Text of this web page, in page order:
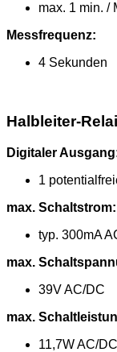
max. 1 min. /
Messfrequenz:
4 Sekunden
Halbleiter-
Digitaler
1
max. Schaltstrom:
typ. 300mA
max.
39V AC/DC
max.
11,7W AC/DC